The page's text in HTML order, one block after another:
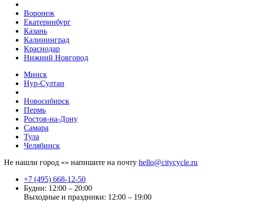
Воронеж
Екатеринбург
Казань
Калининград
Краснодар
Нижний Новгород
Минск
Нур-Султан
Новосибирск
Пермь
Ростов-на-Дону
Самара
Тула
Челябинск
Не нашли город «» напишите на почту hello@citycycle.ru
+7 (495) 668-12-50
Будни: 12:00 – 20:00
Выходные и праздники: 12:00 – 19:00